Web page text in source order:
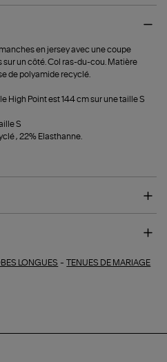
en jersey avec une coupe
sur un côté. Col ras-du-cou. Matière
de polyamide recyclé.
High Point est 144 cm sur une taille S
S
, 22% Elasthanne.
LONGUES -TENUES DE MARIAGE